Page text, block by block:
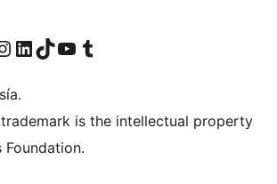
página de Facebook
nuestra cuenta de Instagram
Visita nuestra cuenta de LinkedIn
Visit our TikTok account
Visita nuestro canal de YouTube
Visit our Tumblr account
is the intellectual property
Foundation.